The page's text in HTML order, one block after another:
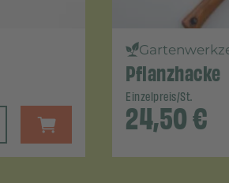
Pflanzhacke
Einzelpreis/St.
24,50€